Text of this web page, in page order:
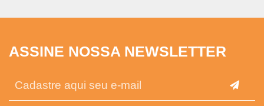
ASSINE NOSSA NEWSLETTER